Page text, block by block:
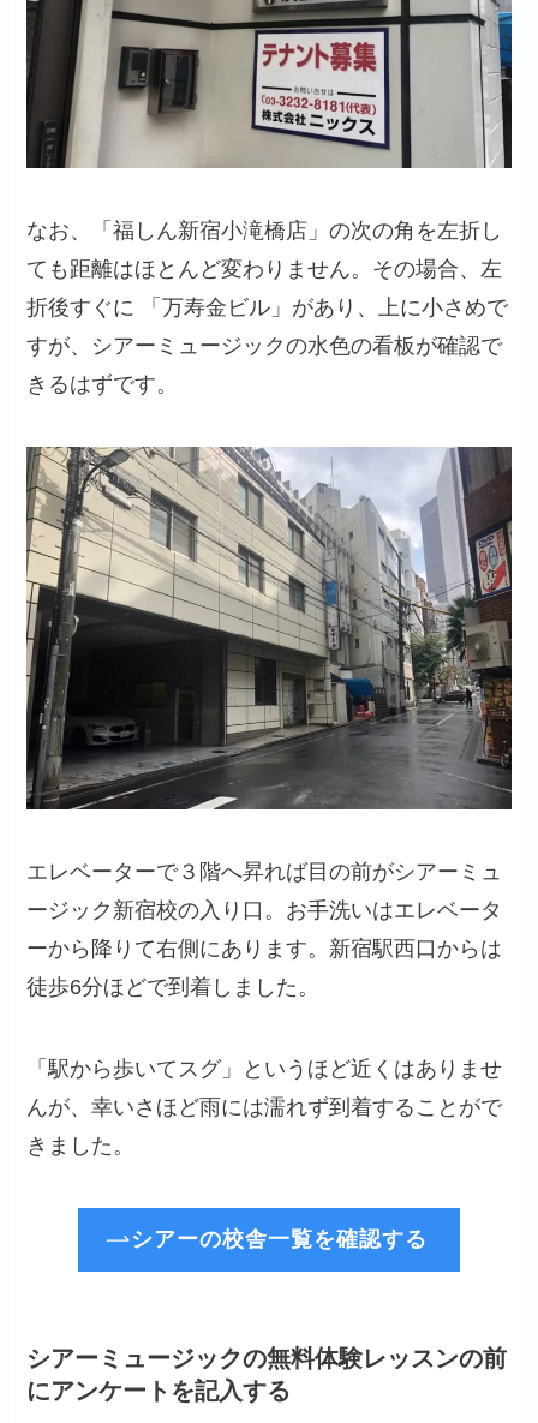
なお、「福しん新宿小滝橋店」の次の角を左折し
ても距離はほとんど変わりません。その場合、左
折後すぐに 「万寿金ビル」があり、上に小さめで
すが、シアーミュージックの水色の看板が確認で
きるはずです。
エレベーターで３階へ昇れば目の前がシアーミュ
ージック新宿校の入り口。お手洗いはエレベータ
ーから降りて右側にあります。新宿駅西口からは
徒歩6分ほどで到着しました。
「駅から歩いてスグ」というほど近くはありませ
んが、幸いさほど雨には濡れず到着することがで
きました。
シアーの校舎一覧を確認する
シアーミュージックの無料体験レッスンの前
にアンケートを記入する